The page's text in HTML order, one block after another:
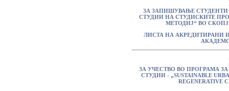
ЗА ЗАПИШУВАЊЕ
СТУДИИ НА СТУДИСКИТЕ
МЕТОДИЈ“ ВО
ЛИСТА НА АКРЕДИТИРАНИ
ЗА УЧЕСТВО ВО ПРОГРАМА
СТУДИИ - „SUSTAINABLE
REGENERATIVE